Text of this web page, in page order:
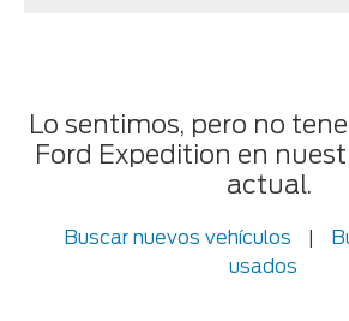
Lo sentimos, pero no
Ford Expedition en
actual.
Buscar nuevos vehículos
usados